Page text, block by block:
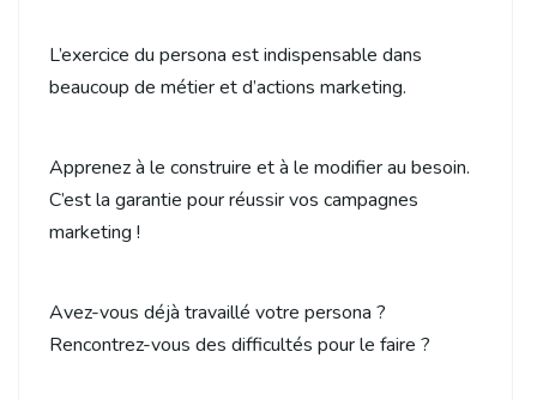
L’exercice du persona est indispensable dans
beaucoup de métier et d’actions marketing.
Apprenez à le construire et à le modifier au besoin.
C’est la garantie pour réussir vos campagnes
marketing !
Avez-vous déjà travaillé votre persona ?
Rencontrez-vous des difficultés pour le faire ?